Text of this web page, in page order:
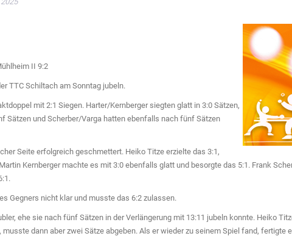
II 9:2
TTC Schiltach am Sonntag jubeln.
mit 2:1 Siegen. Harter/Kernberger siegten glatt in 3:0 Sätzen,
Sätzen und Scherber/Varga hatten ebenfalls nach fünf Sätzen
Seite erfolgreich geschmettert. Heiko Titze erzielte das 3:1,
Kernberger machte es mit 3:0 ebenfalls glatt und besorgte das 5:1. Frank
Gegners nicht klar und musste das 6:2 zulassen.
ehe sie nach fünf Sätzen in der Verlängerung mit 13:11 jubeln konnte. Heiko
dann aber zwei Sätze abgeben. Als er wieder zu seinem Spiel fand, fertigte